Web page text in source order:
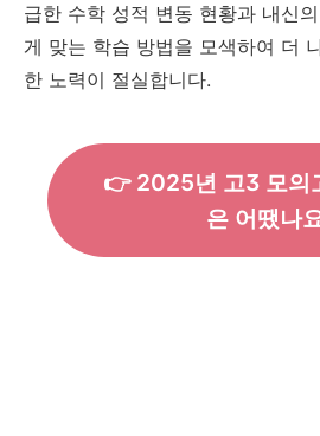
급한 수학 성적 변동 현황과 내신
게 맞는 학습 방법을 모색하여 더
한 노력이 절실합니다.
👉 2025년 고3 모의
은 어땠나